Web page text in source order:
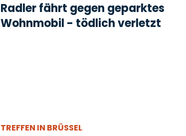
Radler fährt gegen geparktes
Wohnmobil - tödlich verletzt
TREFFEN IN BRÜSSEL